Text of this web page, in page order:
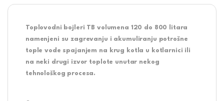
Toplovodni bojleri TB volumena 120 do 800 litara
namenjeni su zagrevanju i akumuliranju potrošne
tople vode spajanjem na krug kotla u kotlarnici ili
na neki drugi izvor toplote unutar nekog
tehnološkog procesa.